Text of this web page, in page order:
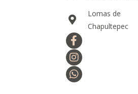
Lomas de
Chapultepec